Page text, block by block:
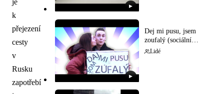
je
k
přejezení
cesty
v
Rusku
zapotřebí
▶
▶
Dej mi pusu, jsem
zoufalý (sociální
experiment)
Lidé